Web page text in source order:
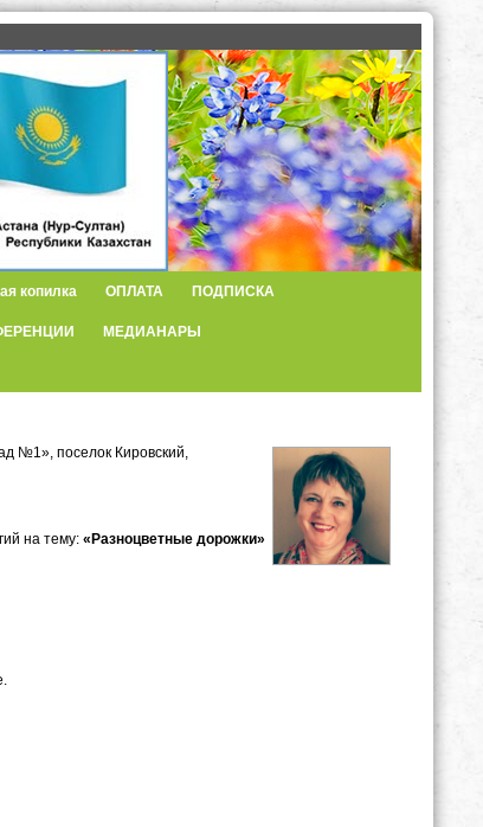
копилка ОПЛАТА ПОДПИСКА
МЕДИАНАРЫ
№1», поселок Кировский,
на тему: «Разноцветные дорожки»